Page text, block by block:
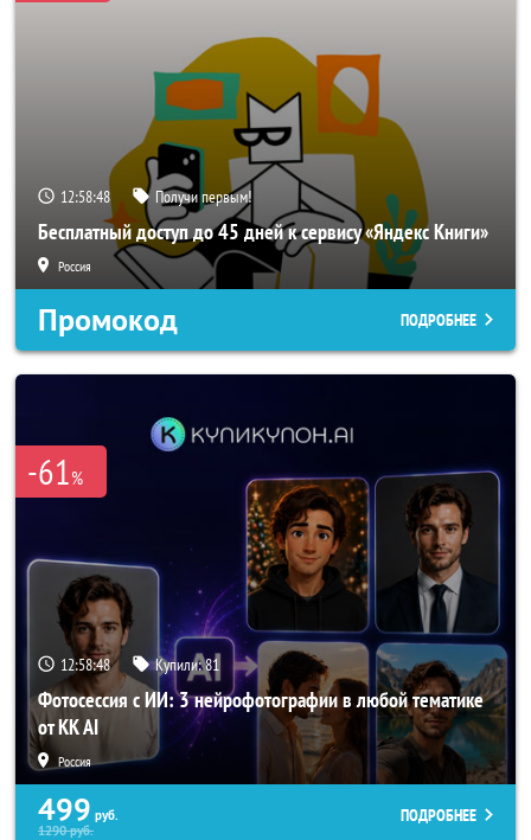
12:58:47 Получи первым!
Бесплатный доступ до 45 дней к сервису «Яндекс Книги»
Россия
Промокод ПОДРОБНЕЕ
-61%
12:58:47 Купили:81
Фотосессия с ИИ: 3 нейрофотографии в любой тематике
от KK AI
Россия
499 руб.
1290руб.
ПОДРОБНЕЕ